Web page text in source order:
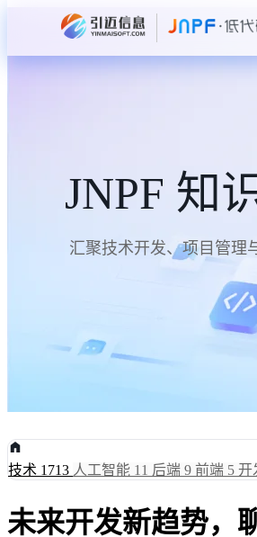
JNPF 知
汇聚技术开发、项目管理
技术 1713 人工智能 11 后端 9 前端 5 开
未来开发新趋势，